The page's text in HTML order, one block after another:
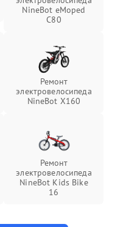
NineBot eMoped
C80
Ремонт
электровелосипеда
NineBot X160
Ремонт
электровелосипеда
NineBot Kids Bike
16